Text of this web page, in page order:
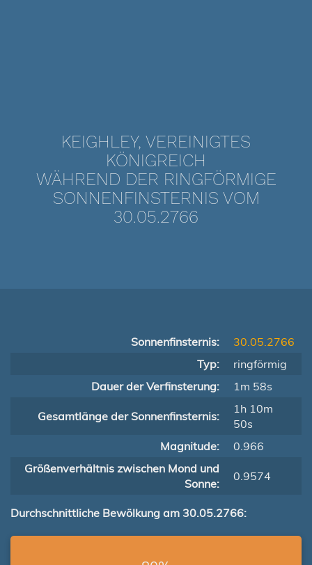
KEIGHLEY, VEREINIGTES
KÖNIGREICH
WÄHREND DER RINGFÖRMIGE
SONNENFINSTERNIS VOM
30.05.2766
Sonnenfinsternis:
30.05.2766
Typ:
ringförmig
Dauer der Verfinsterung:
1m 58s
Gesamtlänge der Sonnenfinsternis:
1h 10m
50s
Magnitude:
0.966
Größenverhältnis zwischen Mond und
Sonne:
0.9574
Durchschnittliche Bewölkung am 30.05.2766: